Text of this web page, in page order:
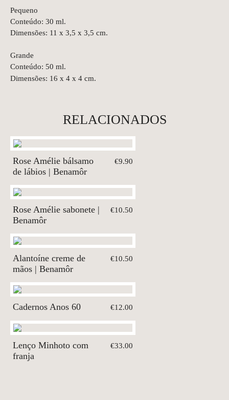
Pequeno
Conteúdo: 30 ml.
Dimensões: 11 x 3,5 x 3,5 cm.
Grande
Conteúdo: 50 ml.
Dimensões: 16 x 4 x 4 cm.
RELACIONADOS
Rose Amélie bálsamo
de lábios | Benamôr
€9.90
Rose Amélie sabonete |
Benamôr
€10.50
Alantoíne creme de
mãos | Benamôr
€10.50
Cadernos Anos 60 €12.00
Lenço Minhoto com
franja
€33.00